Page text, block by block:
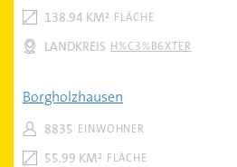
FLÄCHE
138.94 KM²
H%C3%B6XTER
LANDKREIS
Borgholzhausen
EINWOHNER
8835
FLÄCHE
55.99 KM²